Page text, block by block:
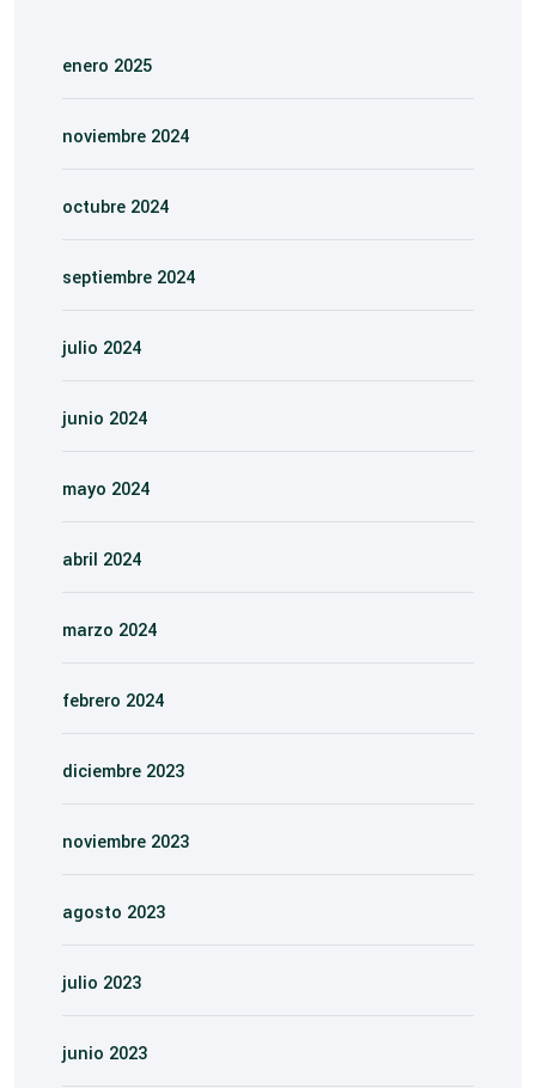
enero 2025
noviembre 2024
octubre 2024
septiembre 2024
julio 2024
junio 2024
mayo 2024
abril 2024
marzo 2024
febrero 2024
diciembre 2023
noviembre 2023
agosto 2023
julio 2023
junio 2023